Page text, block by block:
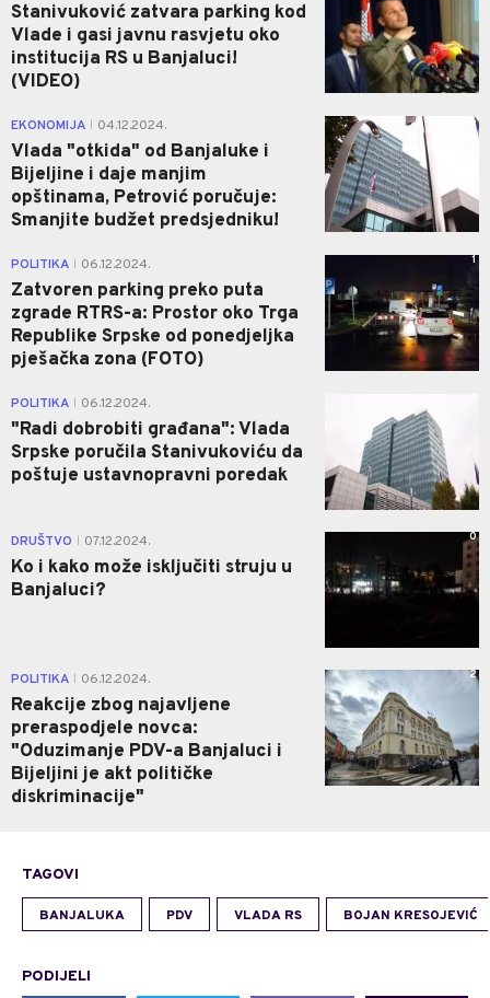
Stanivuković zatvara parking kod
Vlade i gasi javnu rasvjetu oko
institucija RS u Banjaluci!
(VIDEO)
EKONOMIJA 04.12.2024.
Vlada "otkida" od Banjaluke i
Bijeljine i daje manjim
opštinama, Petrović poručuje:
Smanjite budžet predsjedniku!
6
POLITIKA 06.12.2024.
Zatvoren parking preko puta
zgrade RTRS-a: Prostor oko Trga
Republike Srpske od ponedjeljka
pješačka zona (FOTO)
1
POLITIKA 06.12.2024.
"Radi dobrobiti građana": Vlada
Srpske poručila Stanivukoviću da
poštuje ustavnopravni poredak
DRUŠTVO 07.12.2024.
Ko i kako može isključiti struju u
Banjaluci?
0
POLITIKA 06.12.2024.
Reakcije zbog najavljene
preraspodjele novca:
"Oduzimanje PDV-a Banjaluci i
Bijeljini je akt političke
diskriminacije"
2
TAGOVI
BANJALUKA PDV VLADA RS BOJAN KRESOJEVIĆ
PODIJELI